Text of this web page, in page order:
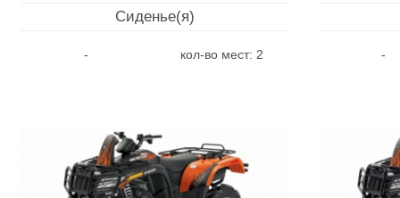
Сиденье(я)
- кол-во мест: 2 -